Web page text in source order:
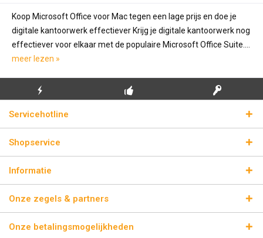
Koop Microsoft Office voor Mac tegen een lage prijs en doe je
digitale kantoorwerk effectiever Krijg je digitale kantoorwerk nog
effectiever voor elkaar met de populaire Microsoft Office Suite....
meer lezen »
BLIKSEMVERZENDING
LICENTIESLEUTELS
Servicehotline
Shopservice
Informatie
Onze zegels & partners
Onze betalingsmogelijkheden